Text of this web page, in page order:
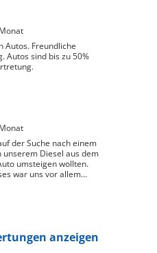
Kaufprozess sehr
verlief reibungslos
mein Fahrzeug genau so
habe. Ich kann Auto
und
ausgezeichneten Service
Autos. Freundliche
der Suche nach einem
unserem Diesel aus dem
umsteigen wollten.
war uns vor allem
für einen Kindersitz
gut zu unserem Alltag
dem Fahrer leider
anzeigen